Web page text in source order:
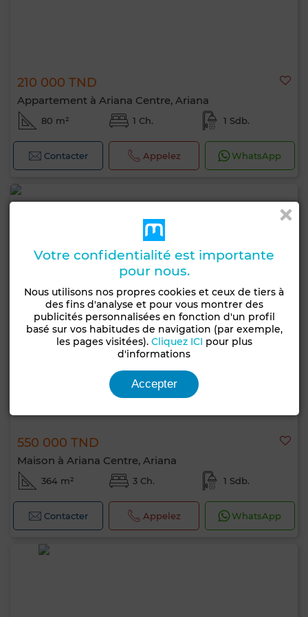
210 000 TND
Appartement à Ariana Centre, Ariana
80 m² 1 Ch. 1 Sdb.
Contacter Appelez WhatsApp
550 000 TND
Maison à Ariana Centre, Ariana
364 m² 3 Ch. 1 Sdb.
Contacter Appelez WhatsApp
Votre confidentialité est importante
pour nous.
Nous utilisons nos propres cookies et ceux de tiers à
des fins d'analyse et pour vous montrer des
publicités personnalisées en fonction d'un profil
basé sur vos habitudes de navigation (par exemple,
les pages visitées). Cliquez ICI pour plus
d'informations
Accepter